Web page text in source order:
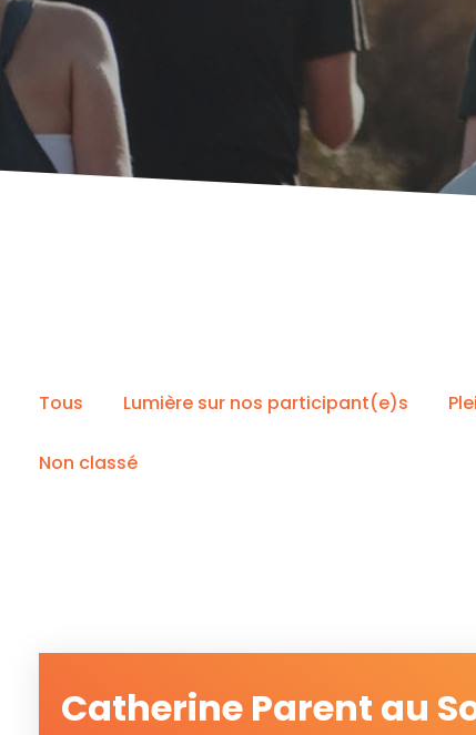
Tous Lumière sur nos participant(e)s
Non classé
Catherine Parent au